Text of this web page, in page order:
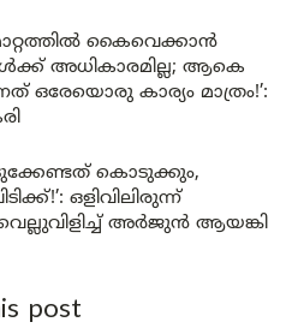
കൈവെക്കാൻ
അധികാരമില്ല; ആകെ
ഒരേയൊരു കാര്യം മാത്രം!’:
കൊടുക്കും,
ഒളിവിലിരുന്ന്
അർജുൻ ആയങ്കി
post